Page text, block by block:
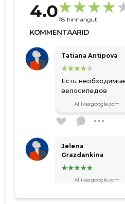
4.078 hinnangut
KOMMENTAARID
Tatiana Antipova
Есть
велосипедов
Allikas:google.com
Jelena
Grazdankina
Allikas:google.com